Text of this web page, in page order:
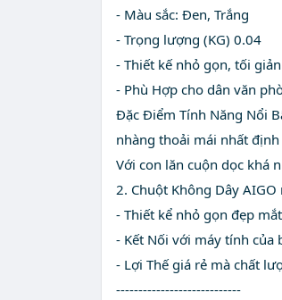
- Màu sắc: Đen, Trắng
- Trọng lượng (KG) 0.04
- Thiết kế nhỏ gọn, tối
- Phù Hợp cho dân văn
Đặc Điểm Tính Năng Nổi
nhàng thoải mái nhất
Với con lăn cuộn dọc khá
2. Chuột Không Dây AIGO
- Thiết kể nhỏ gọn đẹp
- Kết Nối với máy tính của
- Lợi Thế giá rẻ mà chất
----------------------------